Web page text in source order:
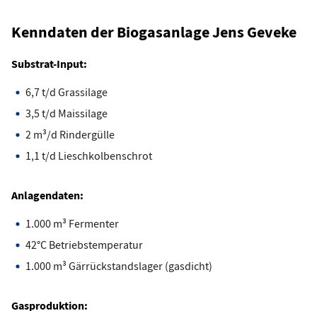
Kenndaten der Biogasanlage Jens Geveke
Substrat-Input:
6,7 t/d Grassilage
3,5 t/d Maissilage
2 m³/d Rindergülle
1,1 t/d Lieschkolbenschrot
Anlagendaten:
1.000 m³ Fermenter
42°C Betriebstemperatur
1.000 m³ Gärrückstandslager (gasdicht)
Gasproduktion: